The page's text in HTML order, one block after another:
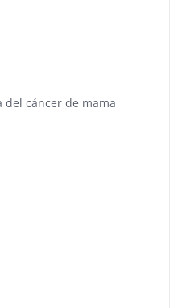
del cáncer de mama